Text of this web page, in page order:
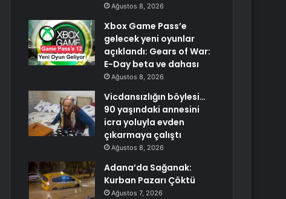
Ağustos 8, 2026
Xbox Game Pass’e
gelecek yeni oyunlar
açıklandı: Gears of War:
E-Day beta ve dahası
Ağustos 8, 2026
Vicdansızlığın böylesi…
90 yaşındaki annesini
icra yoluyla evden
çıkarmaya çalıştı
Ağustos 8, 2026
Adana’da Sağanak:
Kurban Pazarı Çöktü
Ağustos 7, 2026